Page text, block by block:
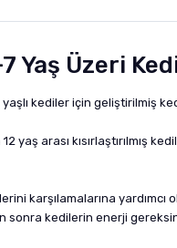
Yaş Üzeri
kediler için geliştirilmiş
yaş arası kısırlaştırılmış
karşılamalarına
sonra kedilerin enerji